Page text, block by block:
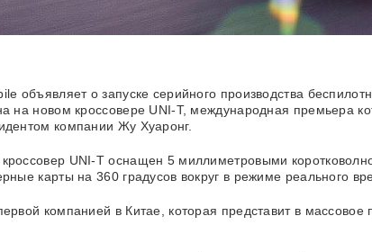
объявляет о запуске серийного производства
на новом кроссовере UNI-T, международная премьера
компании Жу Хуаронг.
UNI-T оснащен 5 миллиметровыми
карты на 360 градусов вокруг в режиме реального
компанией в Китае, которая представит в